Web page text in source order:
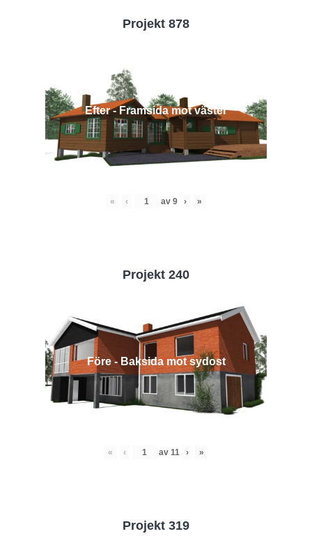
Projekt 878
Efter - Framsida mot väster
« ‹ av 9 › »
Projekt 240
Före - Baksida mot sydost
« ‹ av 11 › »
Projekt 319